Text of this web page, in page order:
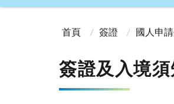
首頁
簽證 國人申
簽證及入境須